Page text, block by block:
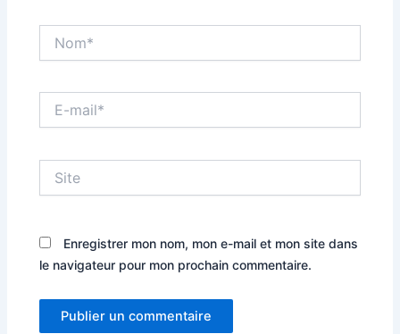
mail*
Enregistrer mon nom, mon e-mail et mon site dans
le navigateur pour mon prochain commentaire.